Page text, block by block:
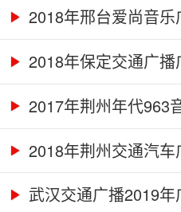
2018年邢台爱尚音
2018年保定交通广播
2017年荆州年代963
2018年荆州交通汽
武汉交通广播2019